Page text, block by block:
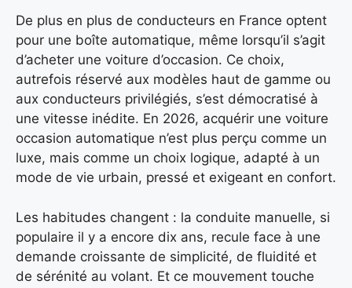
De plus en plus de conducteurs en France optent
pour une boîte automatique, même lorsqu’il s’agit
d’acheter une voiture d’occasion. Ce choix,
autrefois réservé aux modèles haut de gamme ou
aux conducteurs privilégiés, s’est démocratisé à
une vitesse inédite. En 2026, acquérir une voiture
occasion automatique n’est plus perçu comme un
luxe, mais comme un choix logique, adapté à un
mode de vie urbain, pressé et exigeant en confort.
Les habitudes changent : la conduite manuelle, si
populaire il y a encore dix ans, recule face à une
demande croissante de simplicité, de fluidité et
de sérénité au volant. Et ce mouvement touche